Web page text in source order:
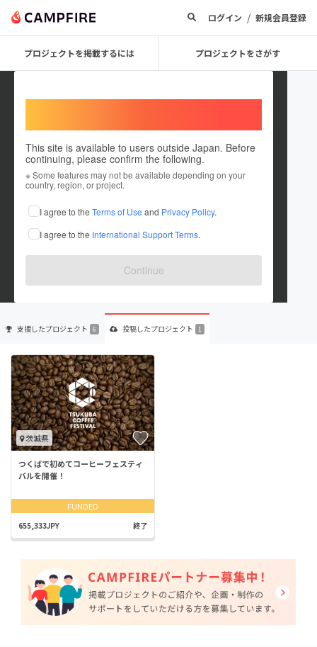
ログイン / 新規会員登録
プロジェクトを掲載するには プロジェクトをさがす
This site is available to users outside Japan. Before
continuing, please confirm the following.
※ Some features may not be available depending on your
country, region, or project.
I agree to the Terms of Use and Privacy Policy.
I agree to the International Support Terms.
Continue
CoffeeFactoryM
これまでに6回支援して1件のプロジェクトを投稿しています
在住国：日本 現在地：茨城県
出身国：日本 出身地：茨城県
支援したプロジェクト 6 投稿したプロジェクト 1
茨城県
つくばで初めてコーヒーフェスティ
バルを開催！
FUNDED
655,333JPY 終了